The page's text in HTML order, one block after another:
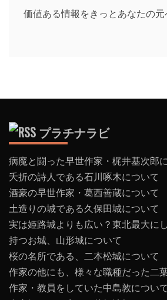
価値ある情報をきっとあなたの元
プラチナラビ
病魔と闘った早世作家・梶井基次郎
夭折の詩人である石川啄木について
酒豪の早世作家・葛西善蔵について
土造りの城である久保田城について
実は姫路城よりも広い？東北最大に
持つお城、山形城について
桜の名所である、二本松城について
作家の他にも、様々な職種だった二
作家・教員をしていた中島敦について